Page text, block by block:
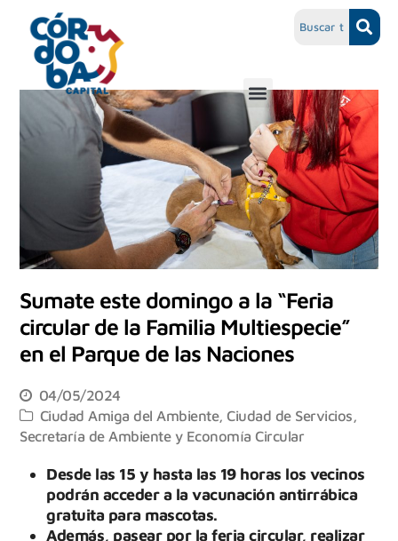
Sumate este domingo a la “Feria
circular de la Familia Multiespecie”
en el Parque de las Naciones
04/05/2024
Ciudad Amiga del Ambiente,Ciudad de Servicios
Secretaría de Ambiente y Economía Circular
Desde las 15 y hasta las 19 horas los vecinos
podrán acceder a la vacunación antirrábica
gratuita para mascotas.
Además, pasear por la feria circular, realizar